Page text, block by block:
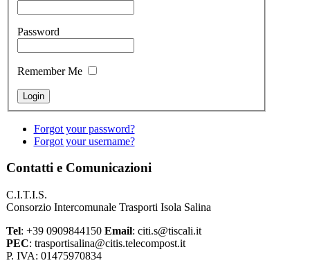
Password
Remember Me
Forgot your password?
Forgot your username?
Contatti e Comunicazioni
C.I.T.I.S.
Consorzio Intercomunale Trasporti Isola Salina
Tel: +39 0909844150 Email: citi.s@tiscali.it
PEC: trasportisalina@citis.telecompost.it
P. IVA: 01475970834